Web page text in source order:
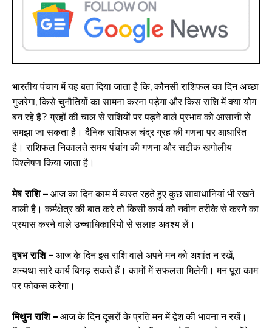
भारतीय पंचाग में यह बता दिया जाता है कि, कौनसी राशिफल का दिन अच्छा
गुजरेगा, किसे चुनौतियों का सामना करना पड़ेगा और किस राशि में क्या योग
बन रहे हैं? ग्रहों की चाल से राशियों पर पड़ने वाले प्रभाव को आसानी से
समझा जा सकता है। दैनिक राशिफल चंद्र ग्रह की गणना पर आधारित
है। राशिफल निकालते समय पंचांग की गणना और सटीक खगोलीय
विश्लेषण किया जाता है।
मेष राशि – आज का दिन काम में व्यस्त रहते हुए कुछ सावाधानियां भी रखने
वाली है। कर्मक्षेत्र की बात करे तो किसी कार्य को नवीन तरीके से करने का
प्रयास करने वाले उच्चाधिकारियों से सलाह अवश्य लें।
वृषभ राशि – आज के दिन इस राशि वाले अपने मन को अशांत न रखें,
अन्यथा सारे कार्य बिगड़ सकते हैं। कामों में सफलता मिलेगी। मन पूरा काम
पर फोकस करेगा।
मिथुन राशि – आज के दिन दूसरों के प्रति मन में द्वेश की भावना न रखें।